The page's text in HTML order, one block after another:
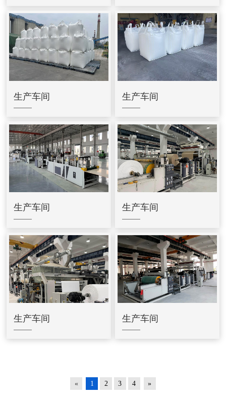
生产车间 生产车间
生产车间 生产车间
生产车间 生产车间
« 1 2 3 4 »